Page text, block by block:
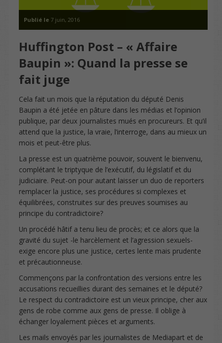
Publié le7 juin, 2016
Huffington Post – « Affaire
Baupin »: Quand la presse se
fait juge
Cela fait un mois que la réputation du député Denis
Baupin a été jetée en pâture dans les médias et l’opinion
publique, par deux journalistes mués en procureurs. Et qu’il
attend que la justice, la vraie, l’interroge, dans au mieux un
mois et peut-être plus.
La presse est un quatrième pouvoir, souvent le bienvenu,
complétant le triptyque de l’exécutif, du législatif et du
judiciaire. Peut-on pour autant laisser un duo de reporters
remplacer la justice, ses procédures si complexes et
équilibrées, construites sur des preuves soumises au
principe du contradictoire?
Un procédé hâtif a tenu lieu de procès; et ce alors que la
gravité du sujet -le harcèlement et l’agression sexuels-
exige encore plus une justice, certes lente mais prudente
et précautionneuse.
Commençons par la confrontation des versions entre les
accusations recueillies durant des semaines et le député?
Le respect du contradictoire est un vieux principe, cher aux
gens de robe comme aux gens de presse. Il oblige à
échanger loyalement pièces et arguments.
Les mails envoyés par les journalistes de Mediapart et de